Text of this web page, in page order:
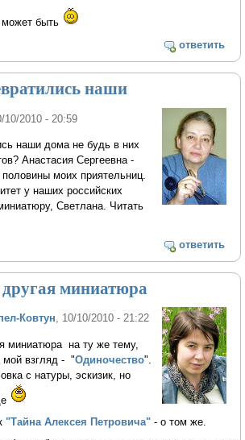
быть
ответить
наши
10/2010 - 20:59
наши дома не будь в них
Анастасия Сергеевна -
моих приятельниц.
у наших российских
Светлана. Читать
ответить
миниатюра
Ковтун, 10/10/2010 - 21:22
миниатюра на ту же тему,
мой взгляд - "Одиночество".
с натуры, эскизик, но
"Тайна Алексея Петровича" - о том же.